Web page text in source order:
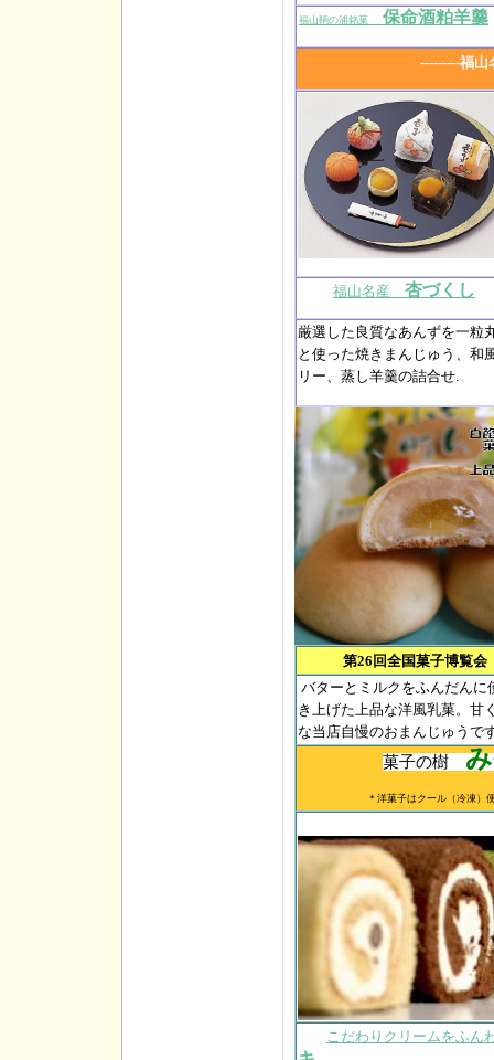
福山鞆の浦銘菓 保命酒粕羊羹
---------福
福山名産 杏づくし
厳選した良質なあんずを一粒
と使った焼きまんじゅう、和
リー、蒸し羊羹の詰合せ.
第26回全国菓子博覧会
バターとミルクをふんだん
き上げた上品な洋風乳菓。甘
な当店自慢のおまんじゅうで
菓子の樹
＊洋菓子はクール（冷凍）便で、商
こだわりクリームをふん